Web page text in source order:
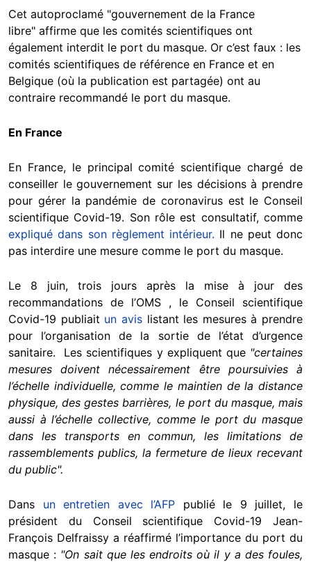
Cet autoproclamé "gouvernement de la France
libre" affirme que les comités scientifiques ont
également interdit le port du masque. Or c’est faux : les
comités scientifiques de référence en France et en
Belgique (où la publication est partagée) ont au
contraire recommandé le port du masque.
En France
En France, le principal comité scientifique chargé de
conseiller le gouvernement sur les décisions à prendre
pour gérer la pandémie de coronavirus est le Conseil
scientifique Covid-19. Son rôle est consultatif, comme
expliqué dans son règlement intérieur. Il ne peut donc
pas interdire une mesure comme le port du masque.
Le 8 juin, trois jours après la mise à jour des
recommandations de l’OMS , le Conseil scientifique
Covid-19 publiait un avislistant les mesures à prendre
pour l’organisation de la sortie de l’état d’urgence
sanitaire. Les scientifiques y expliquent que "certaines
mesures doivent nécessairement être poursuivies à
l’échelle individuelle, comme le maintien de la distance
physique, des gestes barrières, le port du masque, mais
aussi à l’échelle collective, comme le port du masque
dans les transports en commun, les limitations de
rassemblements publics, la fermeture de lieux recevant
du public".
Dans un entretien avec l’AFP publié le 9 juillet, le
président du Conseil scientifique Covid-19 Jean-
François Delfraissy a réaffirmé l’importance du port du
masque : "On sait que les endroits où il y a des foules,